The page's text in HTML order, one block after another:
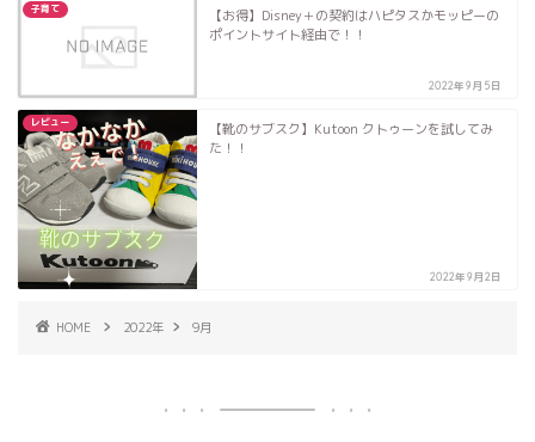
子育て
【お得】Disney＋の契約はハピタスかモッピーの
ポイントサイト経由で！！
2022年9月5日
レビュー
【靴のサブスク】Kutoon クトゥーンを試してみ
た！！
2022年9月2日
HOME 2022年 9月